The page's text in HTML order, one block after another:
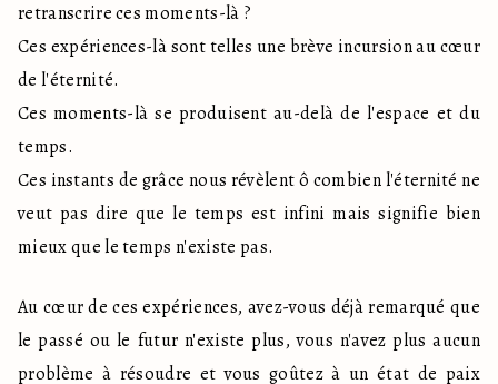
retranscrire ces moments-là ?
Ces expériences-là sont telles une brève incursion au cœur
de l'éternité.
Ces moments-là se produisent au-delà de l'espace et du
temps.
Ces instants de grâce nous révèlent ô combien l'éternité ne
veut pas dire que le temps est infini mais signifie bien
mieux que le temps n'existe pas.
Au cœur de ces expériences, avez-vous déjà remarqué que
le passé ou le futur n'existe plus, vous n'avez plus aucun
problème à résoudre et vous goûtez à un état de paix